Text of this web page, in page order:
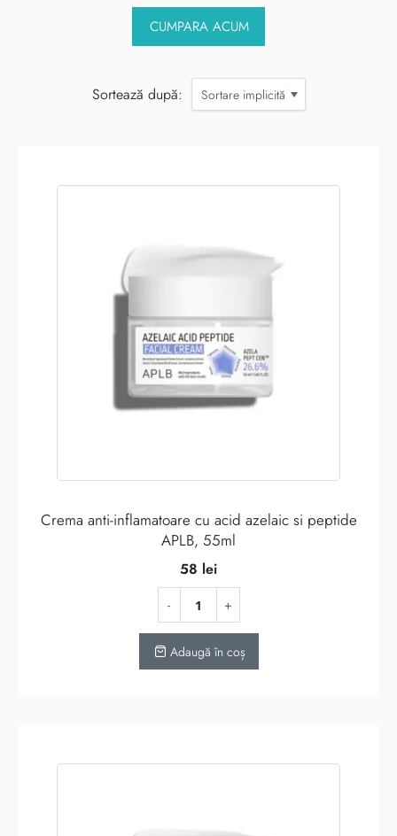
CUMPARA ACUM
Sortează după: Sortare implicită
Crema anti-inflamatoare cu acid azelaic si peptide
APLB, 55ml
58 lei
Adaugă în coș